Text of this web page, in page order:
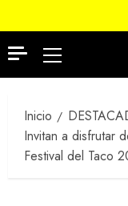
Menú
principal
Inicio
Invitan a disfrutar
Festival del Taco